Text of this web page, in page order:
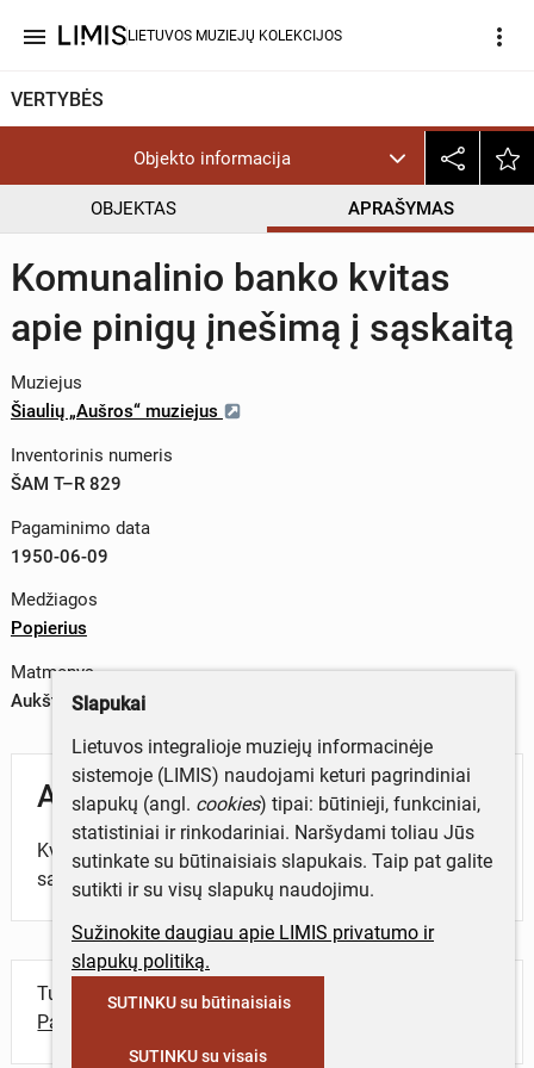
menu LIETUVOS MUZIEJŲ KOLEKCIJOS more_vert
VERTYBĖS
Objekto informacija
OBJEKTAS APRAŠYMAS
Komunalinio banko kvitas
apie pinigų įnešimą į sąskaitą
Muziejus
Šiaulių „Aušros“ muziejus
Inventorinis numeris
ŠAM T–R 829
Pagaminimo data
1950-06-09
Medžiagos
Popierius
Matmenys
Aukštis x plotis – 10 x 14 cm
Aprašymas
Kvitas Nr. 206810, kad Ignas Gaška įnešė 400 rub. į
sąskaitą. Rusų k.
Turite daugiau informacijos apie objektą?
Parašykite mums!
Slapukai
Lietuvos integralioje muziejų informacinėje
sistemoje (LIMIS) naudojami keturi pagrindiniai
slapukų (angl. cookies) tipai: būtinieji, funkciniai,
statistiniai ir rinkodariniai. Naršydami toliau Jūs
sutinkate su būtinaisiais slapukais. Taip pat galite
sutikti ir su visų slapukų naudojimu.
Sužinokite daugiau apie LIMIS privatumo ir
slapukų politiką.
SUTINKU su būtinaisiais
SUTINKU su visais